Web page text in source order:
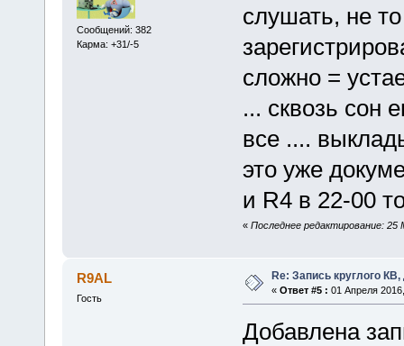
Сообщений: 382
Карма: +31/-5
слушать, не
сложно =
... сквозь сон
все ....
это уже
и R4 в 22-00
« Последнее редактирование:
R9AL
Гость
Re: Запись круглого
« Ответ #5 : 01 Апреля
Добавлена